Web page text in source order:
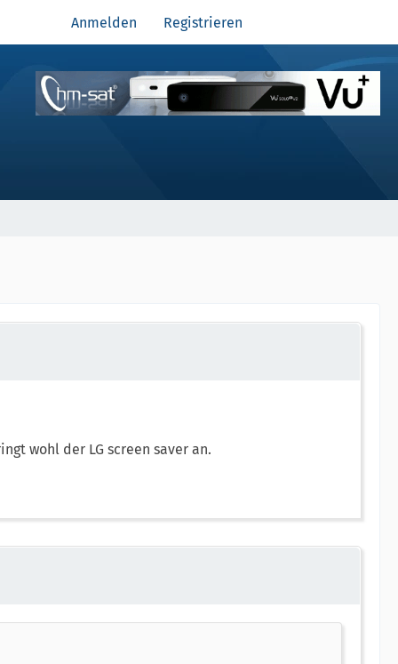
Anmelden Registrieren
wohl der LG screen saver an.